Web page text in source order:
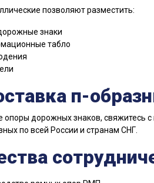
позволяют разместить:
знаки
табло
п-
опоры дорожных знаков,
по всей России и странам СНГ.